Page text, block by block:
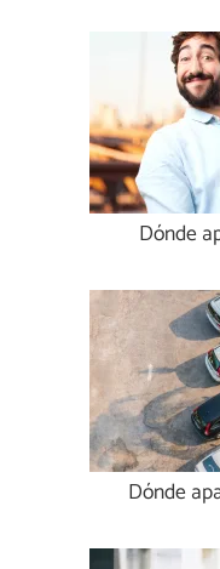
Dónde
Dónde